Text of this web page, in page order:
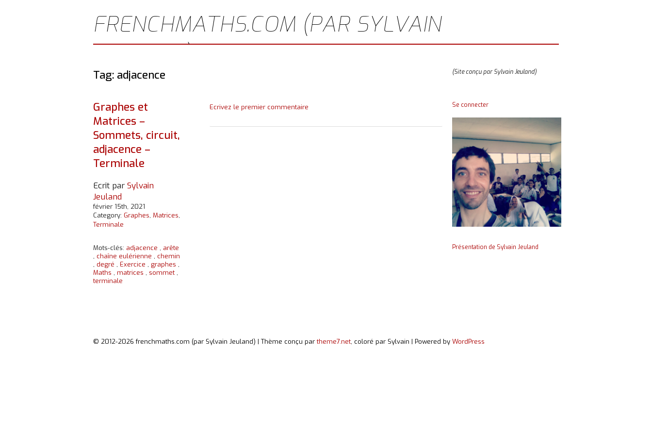
FRENCHMATHS.COM (PAR SYLVAIN
JEULAND)
(Site conçu par Sylvain Jeuland)
Se connecter
Présentation de Sylvain Jeuland
Tag: adjacence
Graphes et
Matrices –
Sommets, circuit,
adjacence –
Terminale
Ecrit par Sylvain
Jeuland
février 15th, 2021
Category: Graphes, Matrices,
Terminale
Mots-clés: adjacence , arête
, chaîne eulérienne , chemin
, degré , Exercice , graphes ,
Maths , matrices , sommet ,
terminale
Ecrivez le premier commentaire
© 2012-2026frenchmaths.com (par Sylvain Jeuland) | Thème conçu partheme7.net, coloré par Sylvain | Powered by WordPress